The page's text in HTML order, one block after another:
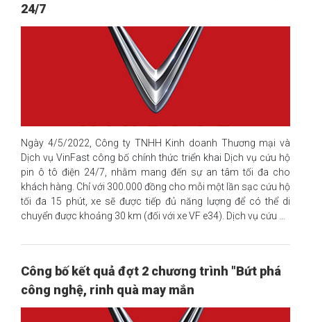
24/7
Ngày 4/5/2022, Công ty TNHH Kinh doanh Thương mại và
Dịch vụ VinFast công bố chính thức triển khai Dịch vụ cứu hộ
pin ô tô điện 24/7, nhằm mang đến sự an tâm tối đa cho
khách hàng. Chỉ với 300.000 đồng cho mỗi một lần sạc cứu hộ
tối đa 15 phút, xe sẽ được tiếp đủ năng lượng để có thể di
chuyển được khoảng 30 km (đối với xe VF e34). Dịch vụ cứu hộ
vụ sửa chữa lưu động Mobile Service và Chính sách cứu hộ
pin trên đường và không gần các địa điểm có thể sạc. Đội ngũ
kỹ thuật viên của VinFast sẽ đến tận nơi, cung cấp gi�
Công bố kết quả đợt 2 chương trình "Bứt phá
công nghệ, rinh quà may mắn